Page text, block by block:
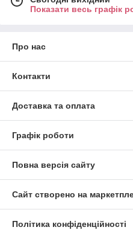
Показати весь графік
Про нас
Контакти
Доставка та оплата
Графік роботи
Повна версія сайту
Сайт створено на
Політика конфіденційності